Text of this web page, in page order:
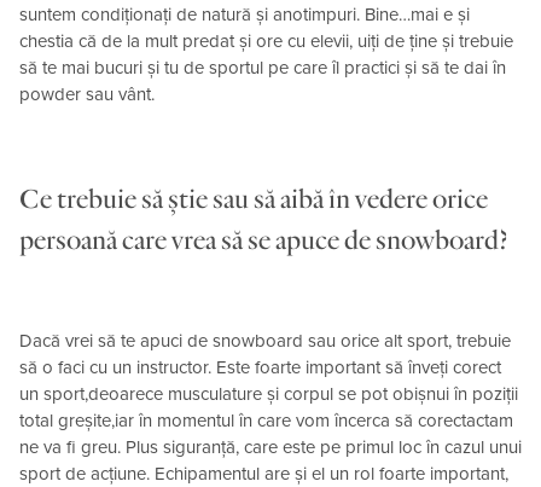
suntem condiționați de natură și anotimpuri. Bine…mai e și
chestia că de la mult predat și ore cu elevii, uiți de ține și trebuie
să te mai bucuri și tu de sportul pe care îl practici și să te dai în
powder sau vânt.
Ce trebuie să știe sau să aibă în vedere orice
persoană care vrea să se apuce de snowboard?
Dacă vrei să te apuci de snowboard sau orice alt sport, trebuie
să o faci cu un instructor. Este foarte important să înveți corect
un sport,deoarece musculature și corpul se pot obișnui în poziții
total greșite,iar în momentul în care vom încerca să corectactam
ne va fi greu. Plus siguranță, care este pe primul loc în cazul unui
sport de acțiune. Echipamentul are și el un rol foarte important,